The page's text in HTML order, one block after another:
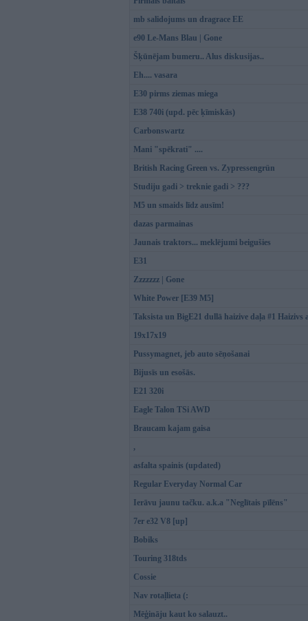
mb salidojums un dragrace EE
e90 Le-Mans Blau | Gone
Šķūnējam bumeru.. Alus diskusijas..
Eh.... vasara
E30 pirms ziemas miega
E38 740i (upd. pēc ķīmiskās)
Carbonswartz
Mani "spēkrati" ....
British Racing Green vs. Zypressengrün
Studiju gadi > treknie gadi > ???
M5 un smaids līdz ausīm!
dazas parmainas
Jaunais traktors... meklējumi beigušies
E31
Zzzzzzz | Gone
White Power [E39 M5]
Taksista un BigE21 dullā haizive daļa #1 Haizivs
19x17x19
Pussymagnet, jeb auto sēņošanai
Bijusīs un esošās.
E21 320i
Eagle Talon TSi AWD
Braucam kajam gaisa
,
asfalta spainis (updated)
Regular Everyday Normal Car
Ierāvu jaunu tačku. a.k.a "Neglītais pīlēns"
7er e32 V8 [up]
Bobiks
Touring 318tds
Cossie
Nav rotaļlieta (:
Mēģināju kaut ko salauzt..